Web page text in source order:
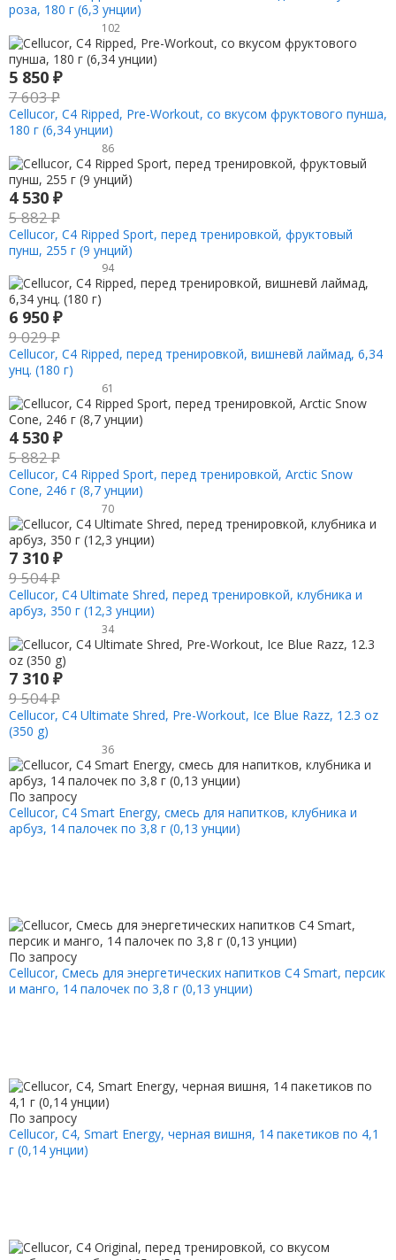
роза, 180 г (6,3 унции)
102
5 850 ₽
7 603₽
Cellucor, C4 Ripped, Pre-Workout, со вкусом фруктового пунша,
180 г (6,34 унции)
86
4 530 ₽
5 882₽
Cellucor, C4 Ripped Sport, перед тренировкой, фруктовый
пунш, 255 г (9 унций)
94
6 950 ₽
9 029₽
Cellucor, C4 Ripped, перед тренировкой, вишневй лаймад, 6,34
унц. (180 г)
61
4 530 ₽
5 882₽
Cellucor, C4 Ripped Sport, перед тренировкой, Arctic Snow
Cone, 246 г (8,7 унции)
70
7 310 ₽
9 504₽
Cellucor, C4 Ultimate Shred, перед тренировкой, клубника и
арбуз, 350 г (12,3 унции)
34
7 310 ₽
9 504₽
Cellucor, C4 Ultimate Shred, Pre-Workout, Ice Blue Razz, 12.3 oz
(350 g)
36
По запросу
Cellucor, C4 Smart Energy, смесь для напитков, клубника и
арбуз, 14 палочек по 3,8 г (0,13 унции)
По запросу
Cellucor, Смесь для энергетических напитков C4 Smart, персик
и манго, 14 палочек по 3,8 г (0,13 унции)
По запросу
Cellucor, C4, Smart Energy, черная вишня, 14 пакетиков по 4,1
г (0,14 унции)